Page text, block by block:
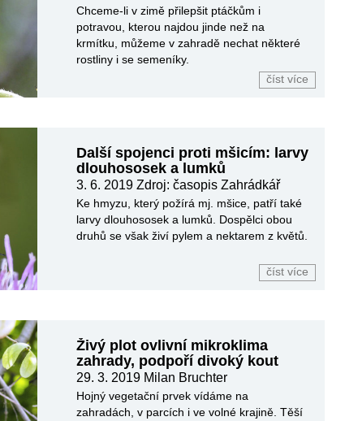
Chceme-li v zimě přilepšit ptáčkům i
potravou, kterou najdou jinde než na
krmítku, můžeme v zahradě nechat některé
rostliny i se semeníky.
číst více
Další spojenci proti mšicím: larvy
dlouhososek a lumků
3. 6. 2019Zdroj: časopis Zahrádkář
Ke hmyzu, který požírá mj. mšice, patří také
larvy dlouhososek a lumků. Dospělci obou
druhů se však živí pylem a nektarem z květů.
číst více
Živý plot ovlivní mikroklima
zahrady, podpoří divoký kout
29. 3. 2019 Milan Bruchter
Hojný vegetační prvek vídáme na
zahradách, v parcích i ve volné krajině. Těší